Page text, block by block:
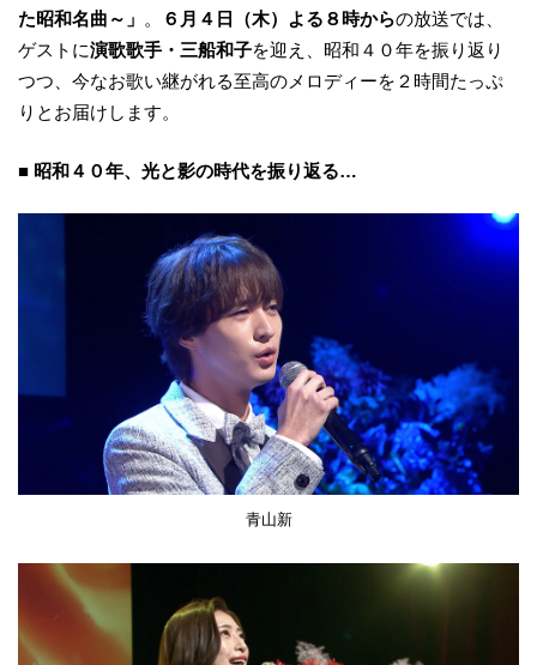
た昭和名曲～」 。 ６月４日（木）よる８時からの放送では、
ゲストに演歌歌手・三船和子を迎え、昭和４０年を振り返り
つつ、今なお歌い継がれる至高のメロディーを２時間たっぷ
りとお届けします。
■ 昭和４０年、光と影の時代を振り返る…
青山新